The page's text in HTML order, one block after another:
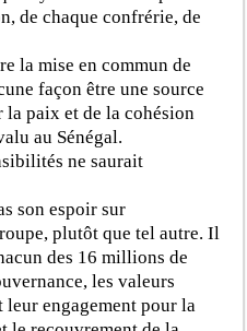
de chaque confrérie, de
la mise en commun de
façon être une source
la paix et de la cohésion
au Sénégal.
ne saurait
son espoir sur
plutôt que tel autre. Il
des 16 millions de
les valeurs
leur engagement pour la